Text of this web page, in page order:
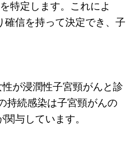
特定します。これによ
確信を持って決定でき、子
が浸潤性子宮頸がんと診
持続感染は子宮頸がんの
与しています。